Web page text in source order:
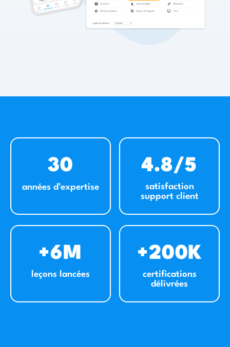
30
années d’expertise
4.8/5
satisfaction
support client
+6M
leçons lancées
+200K
certifications
délivrées